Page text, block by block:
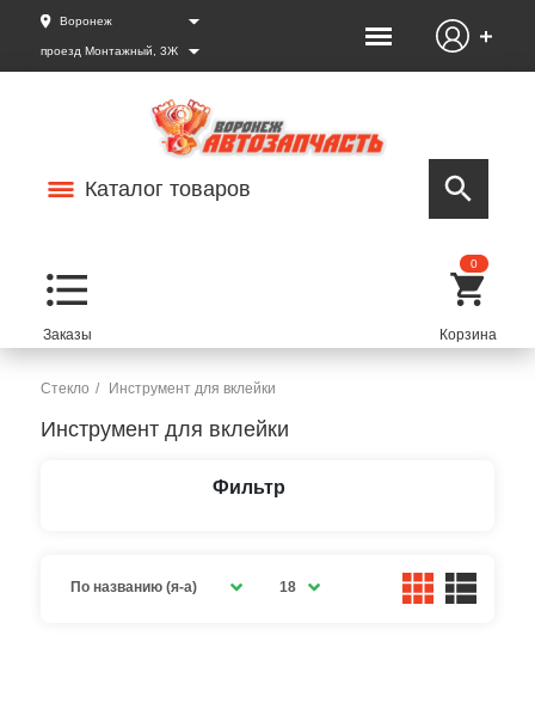
Воронеж
проезд Монтажный, 3Ж
Каталог товаров
0
Стекло Инструмент для вклейки
Инструмент для вклейки
Фильтр
По названию (я-а) 18